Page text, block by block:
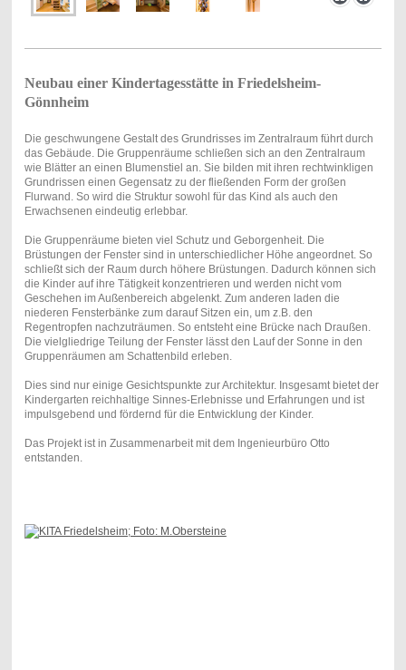
Neubau einer Kindertagesstätte in Friedelsheim-
Gönnheim
Die geschwungene Gestalt des Grundrisses im Zentralraum führt durch
das Gebäude. Die Gruppenräume schließen sich an den Zentralraum
wie Blätter an einen Blumenstiel an. Sie bilden mit ihren rechtwinkligen
Grundrissen einen Gegensatz zu der fließenden Form der großen
Flurwand. So wird die Struktur sowohl für das Kind als auch den
Erwachsenen eindeutig erlebbar.
Die Gruppenräume bieten viel Schutz und Geborgenheit. Die
Brüstungen der Fenster sind in unterschiedlicher Höhe angeordnet. So
schließt sich der Raum durch höhere Brüstungen. Dadurch können sich
die Kinder auf ihre Tätigkeit konzentrieren und werden nicht vom
Geschehen im Außenbereich abgelenkt. Zum anderen laden die
niederen Fensterbänke zum darauf Sitzen ein, um z.B. den
Regentropfen nachzuträumen. So entsteht eine Brücke nach Draußen.
Die vielgliedrige Teilung der Fenster lässt den Lauf der Sonne in den
Gruppenräumen am Schattenbild erleben.
Dies sind nur einige Gesichtspunkte zur Architektur. Insgesamt bietet der
Kindergarten reichhaltige Sinnes-Erlebnisse und Erfahrungen und ist
impulsgebend und fördernd für die Entwicklung der Kinder.
Das Projekt ist in Zusammenarbeit mit dem Ingenieurbüro Otto
entstanden.